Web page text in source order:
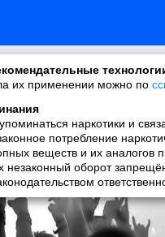
их применении можно по
наркотики и
потребление
веществ и их аналогов
незаконный оборот
Adams
age, classical guitar